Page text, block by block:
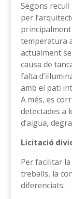
Segons
per
temperatura
actualment
causa de
falta
amb el pati
A més, es
detectades a
d’aigua,
Licitació
Per facilitar
treballs, la
diferenciats: